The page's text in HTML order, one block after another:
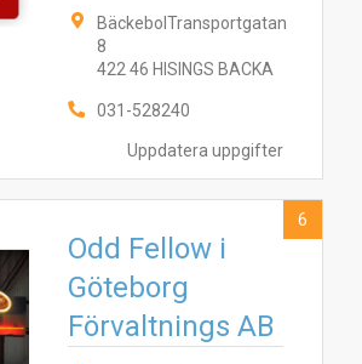
Uppdatera uppgifter
BäckebolTransportgatan
8
422 46 HISINGS BACKA
031-528240
Odd Fellow i
Göteborg
Förvaltnings AB
6